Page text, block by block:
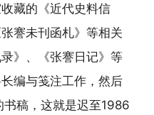
藏的《近代史料信
謇未刊函札》等相关
》、《张謇日记》等
编与笺注工作，然后
稿，这就是迟至1986